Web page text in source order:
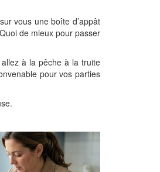
vous une boîte d’appât
de mieux pour passer
à la pêche à la truite
pour vos parties